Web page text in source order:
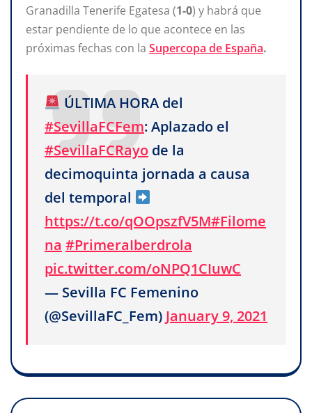
Granadilla Tenerife Egatesa (1-0) y habrá que
estar pendiente de lo que acontece en las
próximas fechas con la Supercopa de España.
ÚLTIMA HORA del
#SevillaFCFem: Aplazado el
#SevillaFCRayo de la
decimoquinta jornada a causa
del temporal
https://t.co/qOOpszfV5M#Filome
na #PrimeraIberdrola
pic.twitter.com/oNPQ1CIuwC
— Sevilla FC Femenino
(@SevillaFC_Fem) January 9, 2021